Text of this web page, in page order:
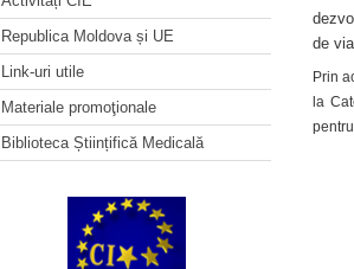
Republica Moldova și UE
Link-uri utile
Materiale promoţionale
Biblioteca Științifică Medicală
de
Prin
la